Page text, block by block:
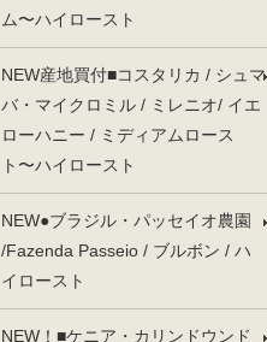
ム〜ハイロースト
NEW産地買付■コスタリカ / シュマ
バ・マイクロミル / ミレニオ/ イエ
ローハニー / ミディアムロース
ト〜ハイロースト
NEW●ブラジル・パッセイオ農園
/Fazenda Passeio / ブルボン / ハ
イロースト
NEW！■ケニア・カリンドウンド